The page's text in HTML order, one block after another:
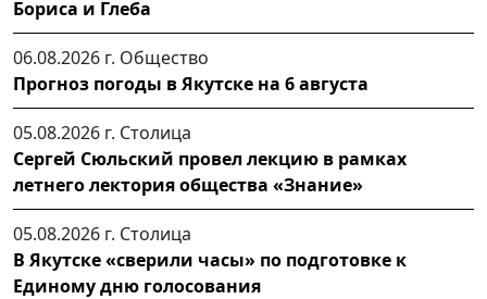
Бориса и Глеба
06.08.2026 г. Общество
Прогноз погоды в Якутске на 6 августа
05.08.2026 г. Столица
Сергей Сюльский провел лекцию в рамках
летнего лектория общества «Знание»
05.08.2026 г. Столица
В Якутске «сверили часы» по подготовке к
Единому дню голосования